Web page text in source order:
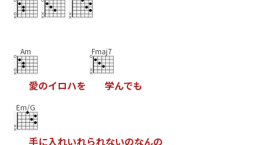
Am
愛のイロハを
Fmaj7
学んでも
Em/G
手に入れいれられないのなんの